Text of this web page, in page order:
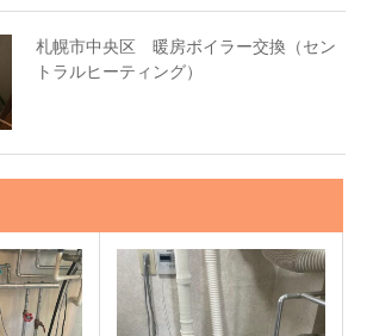
札幌市中央区 暖房ボイラー交換（セン
トラルヒーティング）